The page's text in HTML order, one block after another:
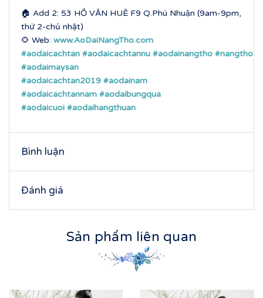
🏠 Add 2: 53 HỒ VĂN HUÊ F9 Q.Phú Nhuận (9am-9pm,
thứ 2-chủ nhật)
🌻 Web: www.AoDaiNangTho.com
#aodaicachtan #aodaicachtannu #aodainangtho #nangtho
#aodaimaysan
#aodaicachtan2019 #aodainam
#aodaicachtannam #aodaibungqua
#aodaicuoi #aodaihangthuan
Bình luận
Đánh giá
Sản phẩm liên quan